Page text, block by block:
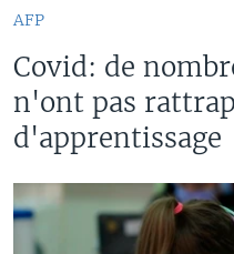
AFP
Covid: de
n'ont pas
d'apprentissage